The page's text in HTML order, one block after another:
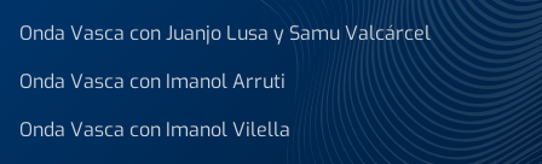
Onda Vasca con Juanjo Lusa y Samu Valcárcel
Onda Vasca con Imanol Arruti
Onda Vasca con Imanol Vilella